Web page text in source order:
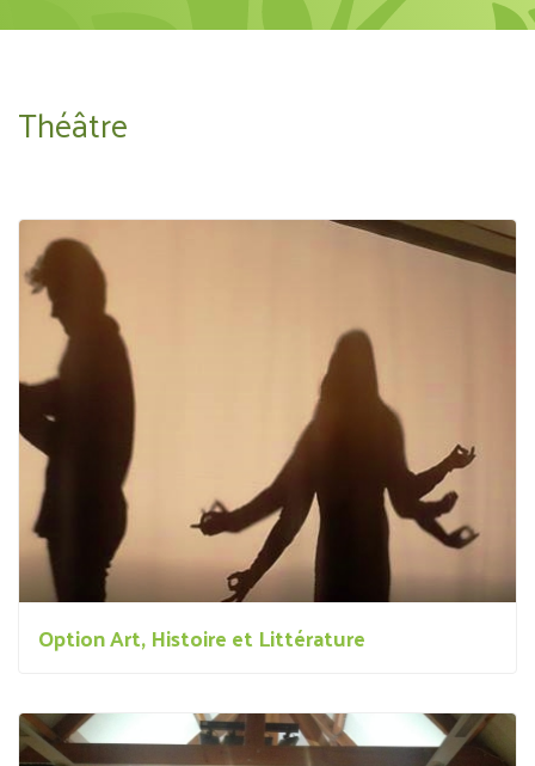
Théâtre
Option Art, Histoire et Littérature